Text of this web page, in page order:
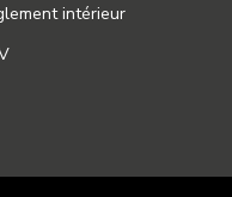
intérieur